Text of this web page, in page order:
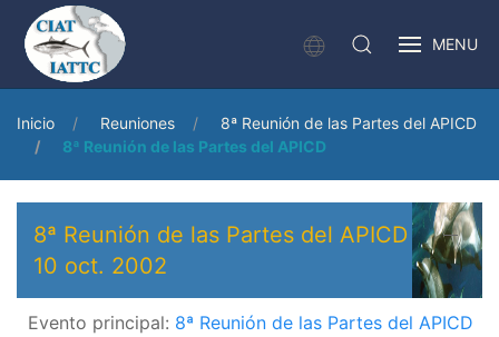
MENU
Inicio Reuniones
8ª Reunión de las Partes del APICD
8ª Reunión de las Partes del APICD
8ª Reunión de las Partes del APICD
10 oct. 2002
Evento principal: 8ª Reunión de las Partes del APICD